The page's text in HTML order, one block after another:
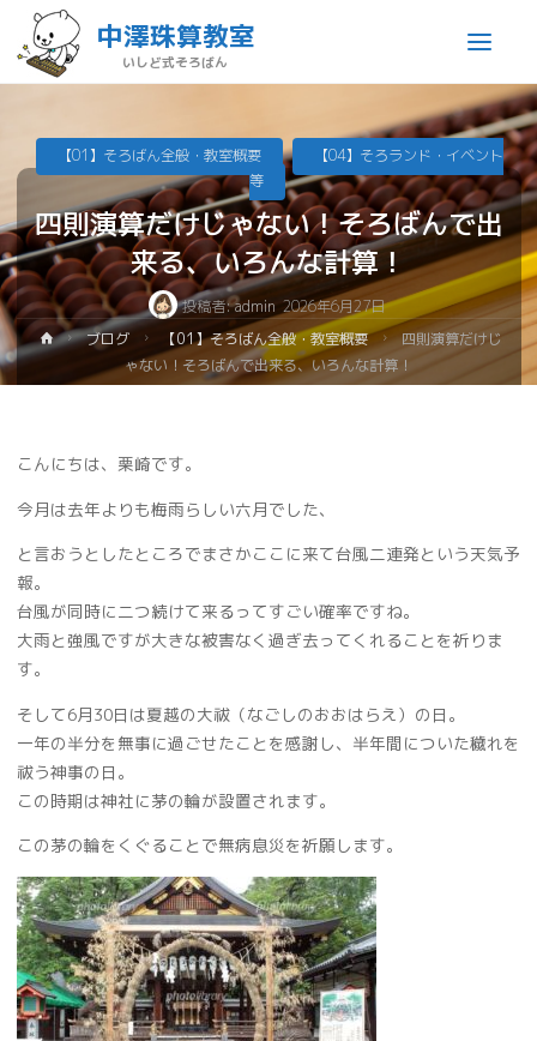
中澤珠算教室
いしど式そろばん
四則演算だけじゃない！そろばんで出
来る、いろんな計算！
投稿者:admin 2026年6月27日
【01】そろばん全般・教室概要
【04】そろランド・イベント
等
ブログ 【01】そろばん全般・教室概要
四則演算だけじ
ゃない！そろばんで出来る、いろんな計算！
こんにちは、栗崎です。
今月は去年よりも梅雨らしい六月でした、
と言おうとしたところでまさかここに来て台風二連発という天気予
報。
台風が同時に二つ続けて来るってすごい確率ですね。
大雨と強風ですが大きな被害なく過ぎ去ってくれることを祈りま
す。
そして6月30日は夏越の大祓（なごしのおおはらえ）の日。
一年の半分を無事に過ごせたことを感謝し、半年間についた穢れを
祓う神事の日。
この時期は神社に茅の輪が設置されます。
この茅の輪をくぐることで無病息災を祈願します。